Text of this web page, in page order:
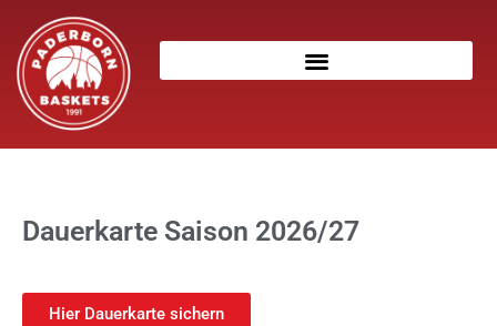
Dauerkarte Saison 2026/27
Hier Dauerkarte sichern